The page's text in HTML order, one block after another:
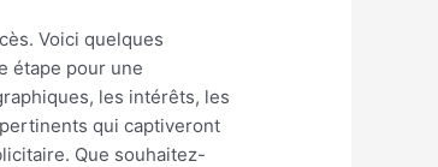
Voici quelques
étape pour une
les intérêts, les
qui captiveront
Que souhaitez-